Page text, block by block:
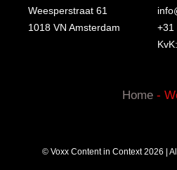
Weesperstraat 61
1018 VN Amsterdam
+31
Home -
© Voxx Content in Context 2026 |